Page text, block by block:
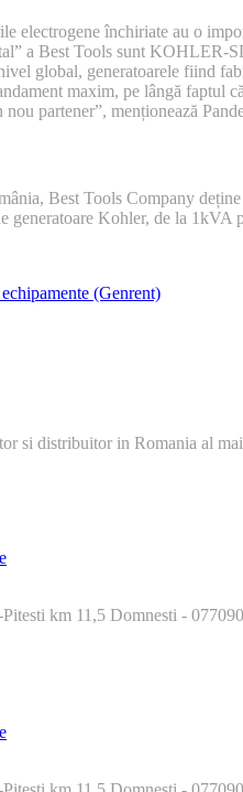
electrogene închiriate au o
a Best Tools sunt
global, generatoarele fiind
maxim, pe lângă faptul
partener”, menționează
Best Tools Company
generatoare Kohler, de la 1kVA
(Genrent)
si distribuitor in Romania al
Pitesti km 11,5 Domnesti -